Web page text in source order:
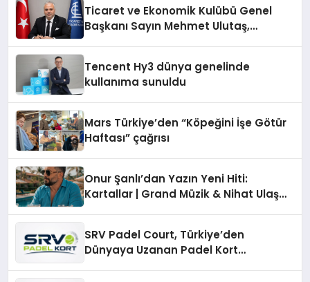
Ticaret ve Ekonomik Kulübü Genel
Başkanı Sayın Mehmet Ulutaş,
Tencent Hy3 dünya genelinde
kullanıma sunuldu
Mars Türkiye’den “Köpeğini İşe Götür
Haftası” çağrısı
Onur Şanlı’dan Yazın Yeni Hiti:
Kartallar | Grand Müzik & Nihat Ulaş
SRV Padel Court, Türkiye’den
Dünyaya Uzanan Padel Kort